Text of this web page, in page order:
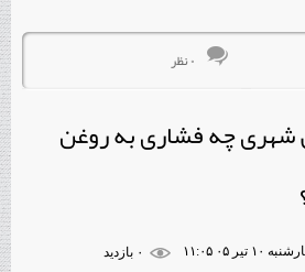
۰ نظر
شهری چه فشاری به روغن
۱۰ تیر ۰۵ ۱۱:۰۵